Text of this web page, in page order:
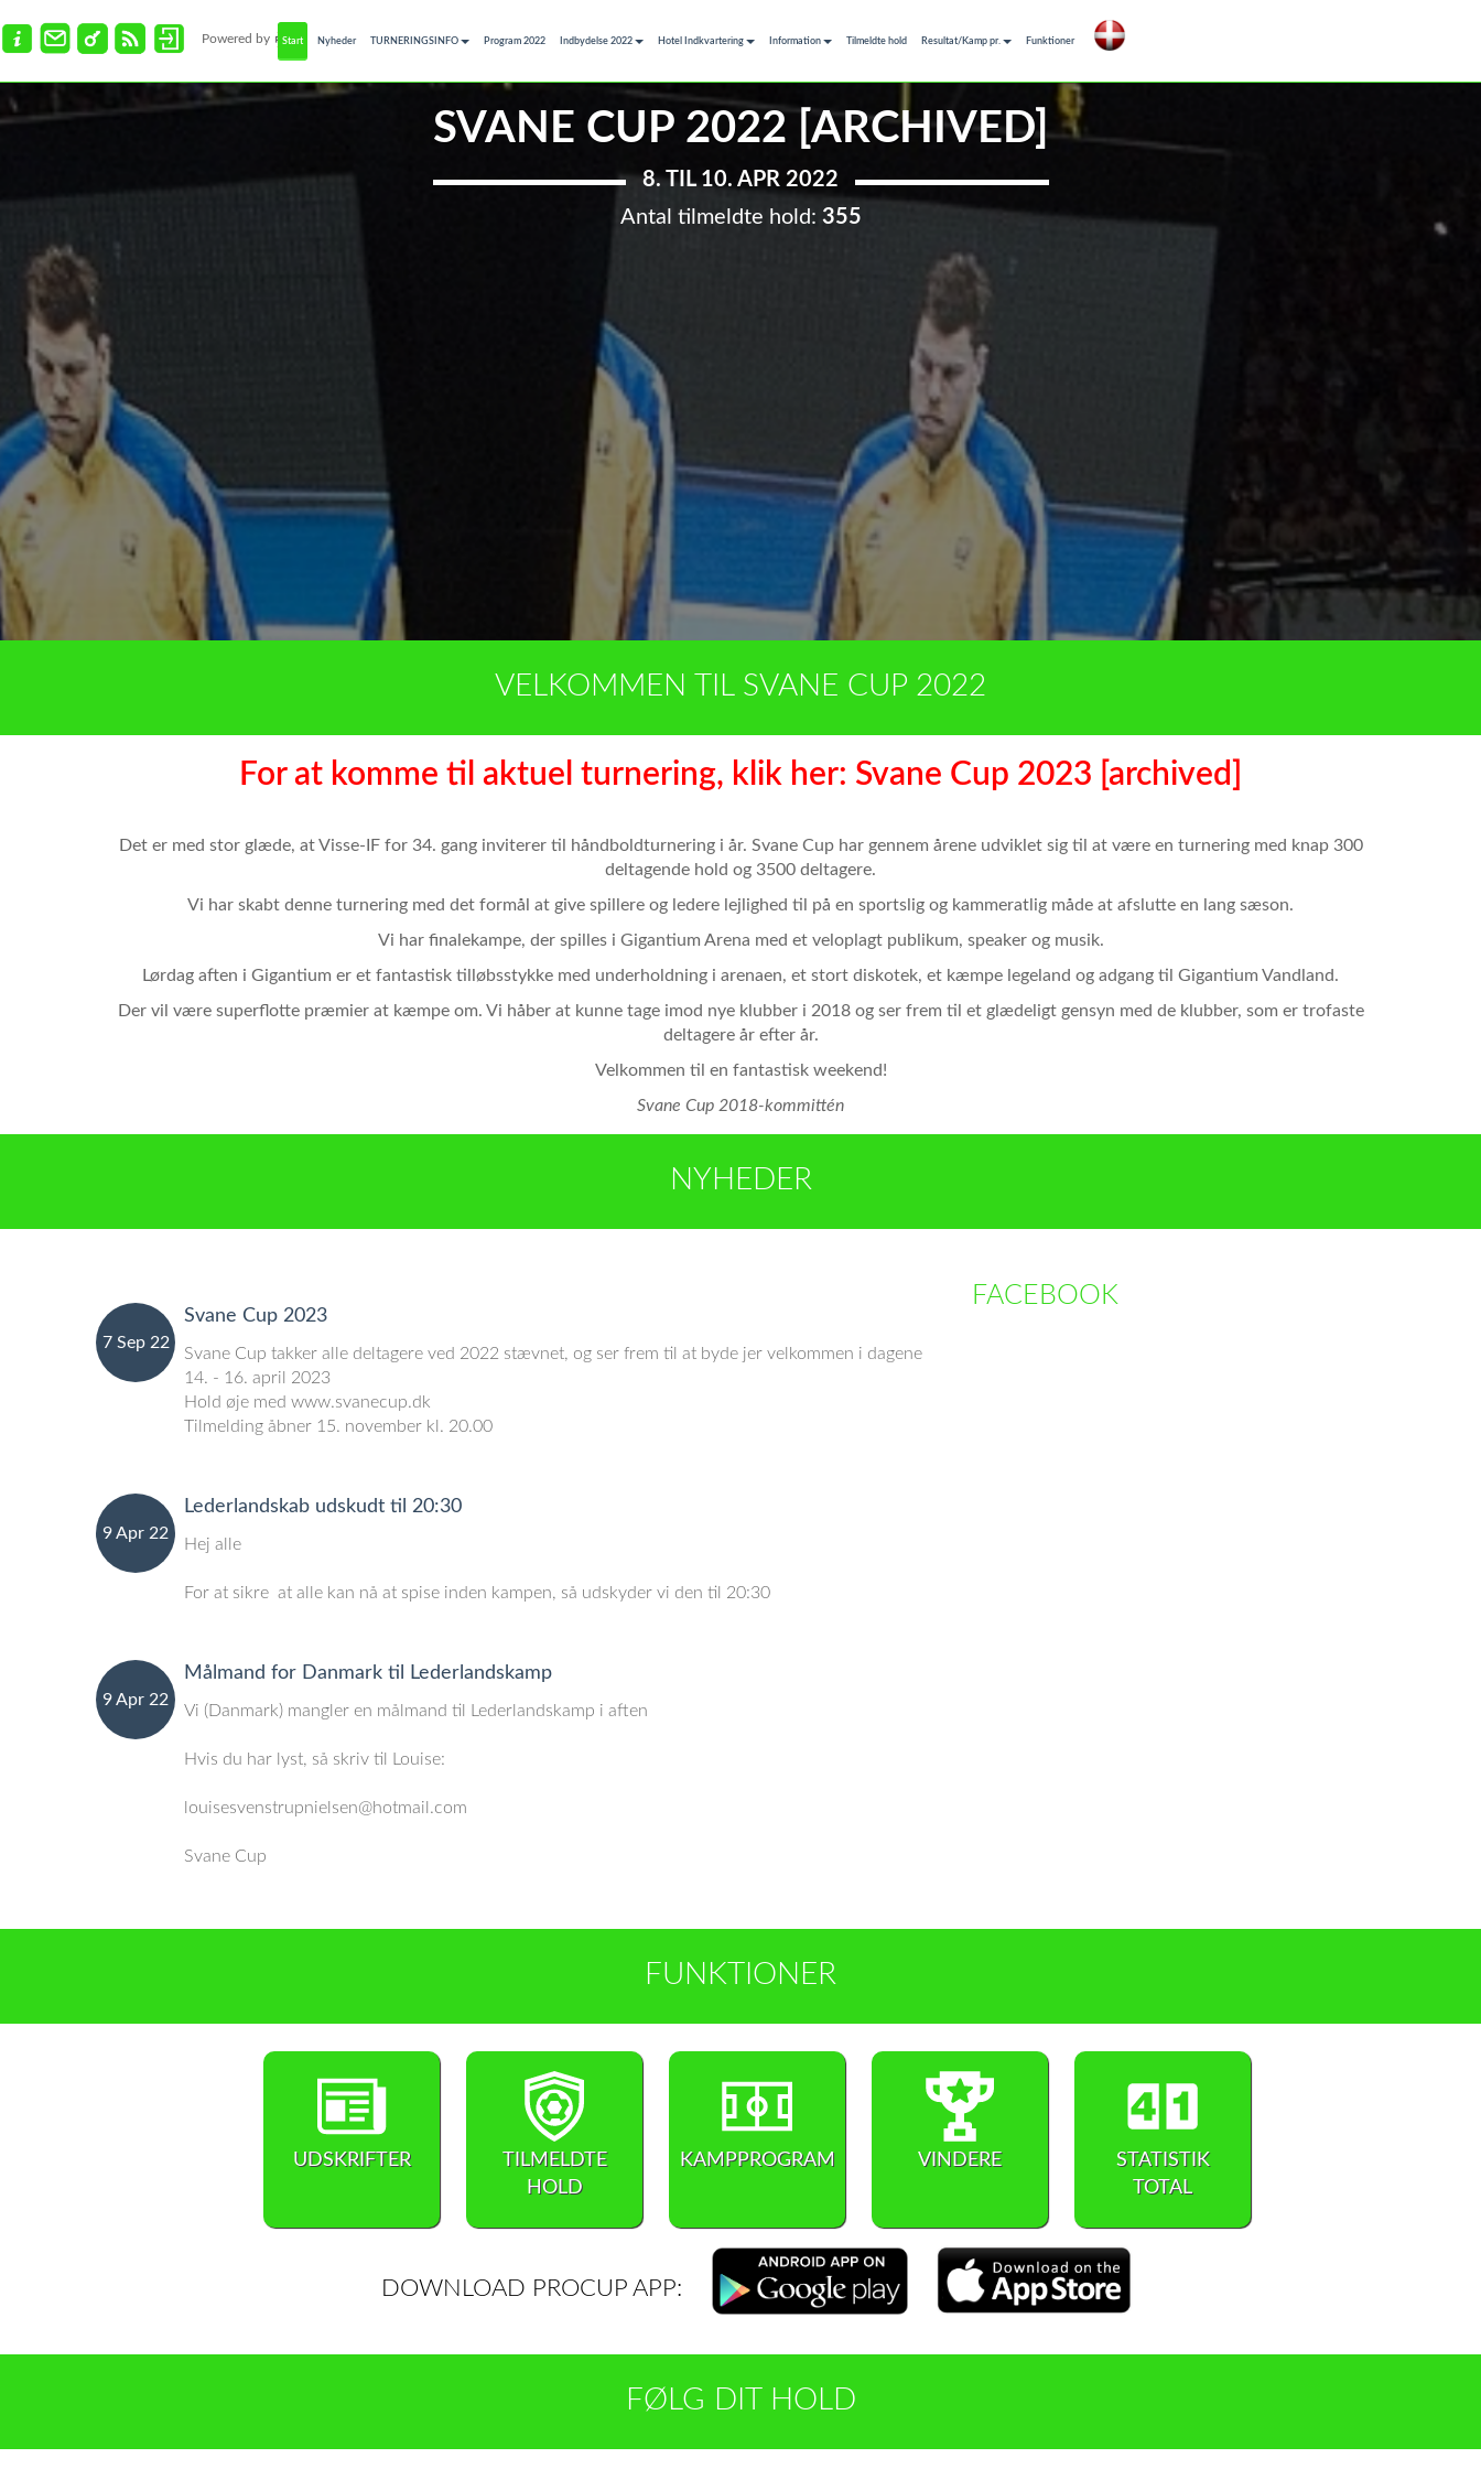
Powered by Start Nyheder TURNERINGSINFO Program 2022 Indbydelse 2022 Hotel Indkvartering Information Tilmeldte hold Resultat/Kamp pr. Funktioner
SVANE CUP 2022 [ARCHIVED]
8. TIL 10. APR 2022
Antal tilmeldte hold: 355
VELKOMMEN TIL SVANE CUP 2022
For at komme til aktuel turnering, klik her: Svane Cup 2023 [archived]
Det er med stor glæde, at Visse-IF for 34. gang inviterer til håndboldturnering i år. Svane Cup har gennem årene udviklet sig til at være en turnering med knap 300
deltagende hold og 3500 deltagere.
Vi har skabt denne turnering med det formål at give spillere og ledere lejlighed til på en sportslig og kammeratlig måde at afslutte en lang sæson.
Vi har finalekampe, der spilles i Gigantium Arena med et veloplagt publikum, speaker og musik.
Lørdag aften i Gigantium er et fantastisk tilløbsstykke med underholdning i arenaen, et stort diskotek, et kæmpe legeland og adgang til Gigantium Vandland.
Der vil være superflotte præmier at kæmpe om. Vi håber at kunne tage imod nye klubber i 2018 og ser frem til et glædeligt gensyn med de klubber, som er trofaste
deltagere år efter år.
Velkommen til en fantastisk weekend!
Svane Cup 2018-kommittén
NYHEDER
7 Sep 22
Svane Cup 2023
Svane Cup takker alle deltagere ved 2022 stævnet, og ser frem til at byde jer velkommen i dagene
14. - 16. april 2023
Hold øje med www.svanecup.dk
Tilmelding åbner 15. november kl. 20.00
9 Apr 22
Lederlandskab udskudt til 20:30
Hej alle
For at sikre at alle kan nå at spise inden kampen, så udskyder vi den til 20:30
9 Apr 22
Målmand for Danmark til Lederlandskamp
Vi (Danmark) mangler en målmand til Lederlandskamp i aften
Hvis du har lyst, så skriv til Louise:
louisesvenstrupnielsen@hotmail.com
Svane Cup
FACEBOOK
FUNKTIONER
UDSKRIFTER
TILMELDTE
HOLD
KAMPPROGRAM VINDERE
STATISTIK
TOTAL
DOWNLOAD PROCUP APP:
FØLG DIT HOLD